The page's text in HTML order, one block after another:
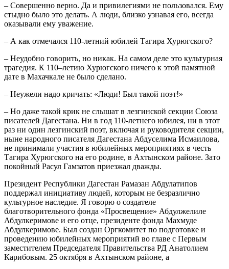
– Совершенно верно. Да и привилегиями не пользовался. Ему
стыдно было это делать. А люди, близко узнавая его, всегда
оказывали ему уважение.
– А как отмечался 110-летний юбилей Тагира Хурюгского?
– Неудобно говорить, но никак. На самом деле это культурная
трагедия. К 110–летию Хурюгского ничего к этой памятной
дате в Махачкале не было сделано.
– Неужели надо кричать: «Люди! Был такой поэт!»
– Но даже такой крик не слышат в лезгинской секции Союза
писателей Дагестана. Ни в год 110-летнего юбилея, ни в этот
раз ни один лезгинский поэт, включая и руководителя секции,
ныне народного писателя Дагестана Абдуселима Исмаилова,
не принимали участия в юбилейных мероприятиях в честь
Тагира Хурюгского на его родине, в Ахтынском районе. Зато
покойный Расул Гамзатов приезжал дважды.
Президент Республики Дагестан Рамазан Абдулатипов
поддержал инициативу людей, которым не безразлично
культурное наследие. Я говорю о создателе
благотворительного фонда «Просвещение» Абдулжелиле
Абдулкеримове и его отце, президенте фонда Махмуде
Абдулкеримове. Был создан Оргкомитет по подготовке и
проведению юбилейных мероприятий во главе с Первым
заместителем Председателя Правительства РД Анатолием
Карибовым. 25 октября в Ахтынском районе, а